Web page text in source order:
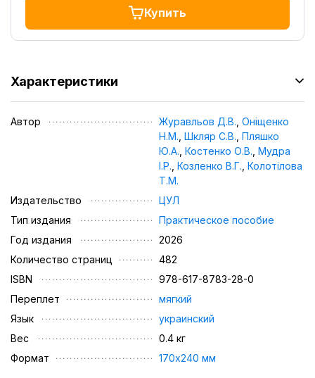
Купить
Характеристики
Автор Журавльов Д.В. Оніщенко
Н.М. Шкляр С.В. Пляшко
Ю.А. Костенко О.В. Мудра
І.Р. Козленко В.Г. Колотілова
Т.М.
Издательство
ЦУЛ
Тип издания
Практическое пособие
Год издания
2026
Количество страниц
482
ISBN
978-617-8783-28-0
Переплет
мягкий
Язык
украинский
Вес
0.4 кг
Формат
170х240 мм